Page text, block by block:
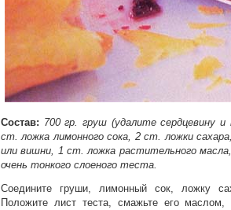
Состав: 700 гр. груш (удалите сердцевину
ст. ложка лимонного сока, 2 ст. ложки
или вишни, 1 ст. ложка растительного
очень тонкого слоеного теста.
Соедините груши, лимонный сок, ложку
Положите лист теста, смажьте его маслом,